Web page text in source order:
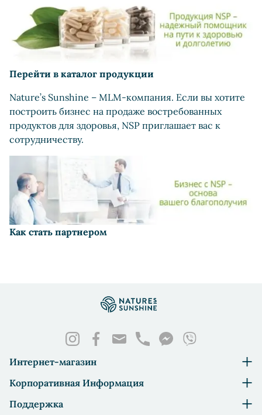
Перейти в каталог продукции
Nature’s Sunshine – MLM-компания. Если вы хотите
построить бизнес на продаже востребованных
продуктов для здоровья, NSP приглашает вас к
сотрудничеству.
Как стать партнером
Интернет-магазин
Корпоративная Информация
Поддержка